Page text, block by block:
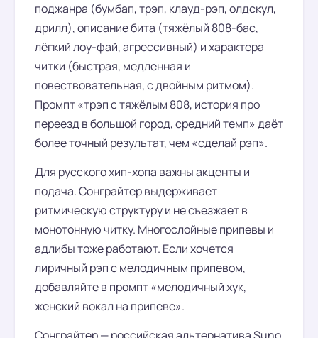
поджанра (бумбап, трэп, клауд-рэп, олдскул,
дрилл), описание бита (тяжёлый 808-бас,
лёгкий лоу-фай, агрессивный) и характера
читки (быстрая, медленная и
повествовательная, с двойным ритмом).
Промпт «трэп с тяжёлым 808, история про
переезд в большой город, средний темп» даёт
более точный результат, чем «сделай рэп».
Для русского хип-хопа важны акценты и
подача. Сонграйтер выдерживает
ритмическую структуру и не съезжает в
монотонную читку. Многослойные припевы и
адлибы тоже работают. Если хочется
лиричный рэп с мелодичным припевом,
добавляйте в промпт «мелодичный хук,
женский вокал на припеве».